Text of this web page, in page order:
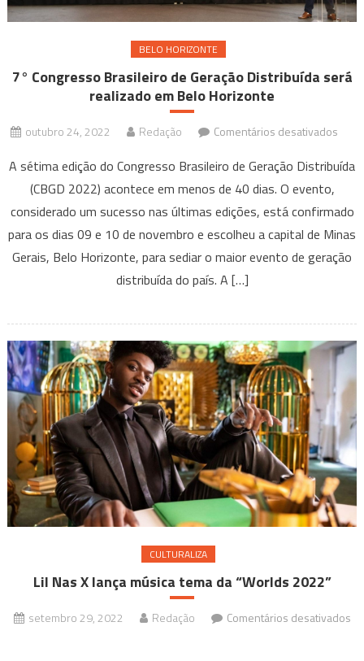
BELO HORIZONTE
7° Congresso Brasileiro de Geração Distribuída será
realizado em Belo Horizonte
outubro 24, 2022 Redação Comentários desativadosem
de
A sétima edição do Congresso Brasileiro de Geração Distribuída
(CBGD 2022) acontece em menos de 40 dias. O evento,
considerado um sucesso nas últimas edições, está confirmado
para os dias 09 e 10 de novembro e escolheu a capital de Minas
Gerais, Belo Horizonte, para sediar o maior evento de geração
distribuída do país. A […]
CULTURALIZA
Lil Nas X lança música tema da “Worlds 2022”
setembro 29, 2022 Redação
Comentários desativados